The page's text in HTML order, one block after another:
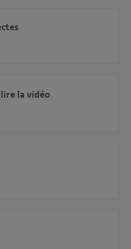
lire la vidéo